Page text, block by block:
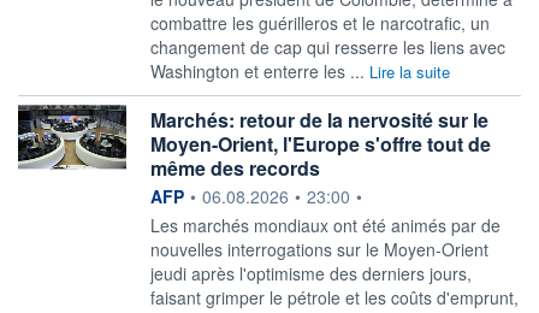
combattre les guérilleros et le narcotrafic, un
changement de cap qui resserre les liens avec
Washington et enterre les ... Lire la suite
Marchés: retour de la nervosité sur le
Moyen-Orient, l'Europe s'offre tout de
même des records
information fournie par
AFP • 06.08.2026 • 23:00 •
Les marchés mondiaux ont été animés par de
nouvelles interrogations sur le Moyen-Orient
jeudi après l'optimisme des derniers jours,
faisant grimper le pétrole et les coûts d'emprunt,